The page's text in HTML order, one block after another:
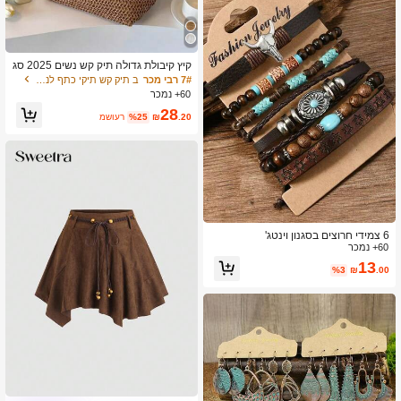
6 צמידי חרוצים בסגנון וינטג'
60+ נמכר
₪13.00
%3
קיץ קיבולת גדולה תיק קש נשים 2025 סג
נון חדש אופנתי תיק כתף נוסעים, תיק אר
וג חוף תיק
7# רבי מכר
60+ נמכר
₪28.20
%25 משוער